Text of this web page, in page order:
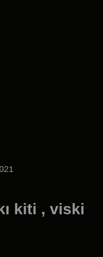
kiti , viski